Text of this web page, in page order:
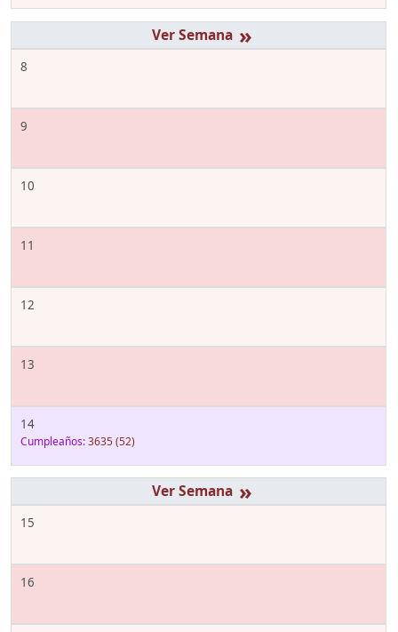
»
8
9
10
11
12
13
14
Cumpleaños:3635 (52)
»
15
16